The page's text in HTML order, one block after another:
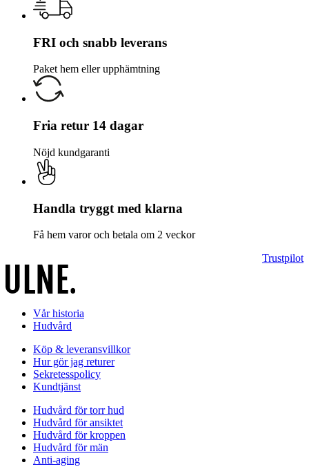
FRI och snabb leverans
Paket hem eller upphämtning
Fria retur 14 dagar
Nöjd kundgaranti
Handla tryggt med klarna
Få hem varor och betala om 2 veckor
Trustpilot
Vår historia
Hudvård
Köp & leveransvillkor
Hur gör jag returer
Sekretesspolicy
Kundtjänst
Hudvård för torr hud
Hudvård för ansiktet
Hudvård för kroppen
Hudvård för män
Anti-aging